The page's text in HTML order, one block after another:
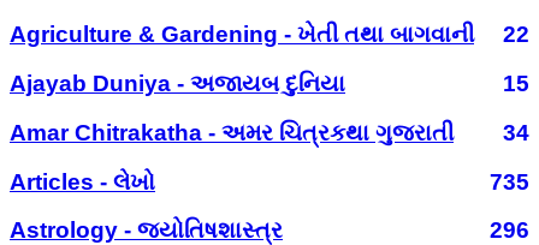
Agriculture & Gardening - ખેતી તથા બાગવાની
22
Ajayab Duniya - અજાયબ દુનિયા
15
Amar Chitrakatha - અમર ચિત્રકથા ગુજરાતી
34
Articles - લેખો
735
Astrology - જ્યોતિષશાસ્ત્ર
296